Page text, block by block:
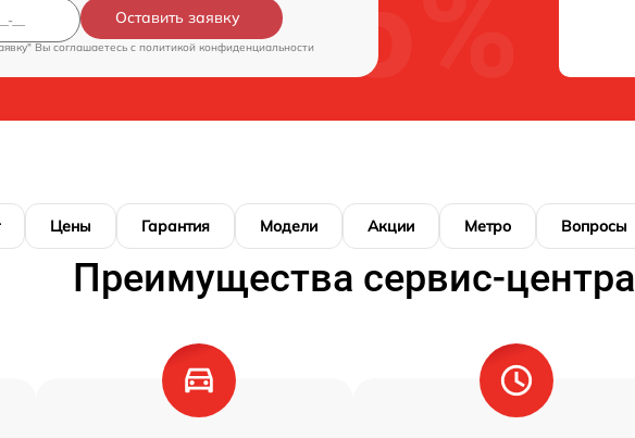
Оставить заявку
Вы соглашаетесь c политикой конфиденциальности
Цены Гарантия Модели Акции Метро Вопросы
Преимущества сервис-центра